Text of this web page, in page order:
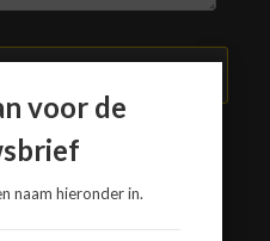
voor de
naam hieronder in.